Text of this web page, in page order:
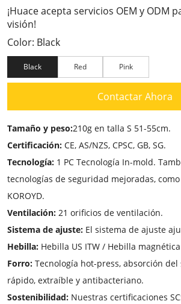
¡Huace acepta servicios OEM y ODM
visión!
Color: Black
Black Red Pink
Contactar Ahora
Tamaño y peso:210g en talla S 51-55cm.
Certificación: CE, AS/NZS, CPSC, GB, SG.
Tecnología: 1 PC Tecnología In-mold.
tecnologías de seguridad mejoradas, como
KOROYD.
Ventilación: 21 orificios de ventilación.
Sistema de ajuste: El sistema de ajuste
Hebilla: Hebilla US ITW / Hebilla magnética
Forro: Tecnología hot-press, absorción del
rápido, extraíble y antibacteriano.
Sostenibilidad: Nuestras certificaciones